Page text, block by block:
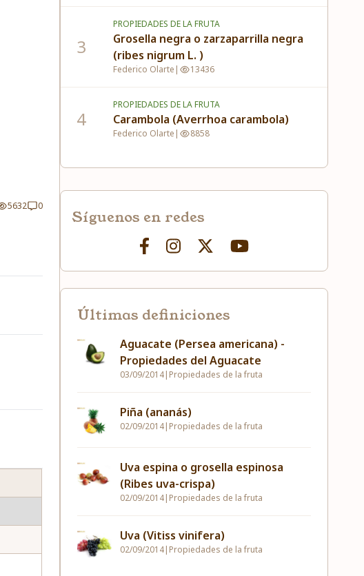
5632 0
3
PROPIEDADES DE LA FRUTA
Grosella negra o zarzaparrilla negra
(ribes nigrum L. )
Federico Olarte | 13436
4
PROPIEDADES DE LA FRUTA
Carambola (Averrhoa carambola)
Federico Olarte | 8858
Síguenos en redes
Últimas definiciones
Aguacate (Persea americana) -
Propiedades del Aguacate
03/09/2014| Propiedades de la fruta
Piña (ananás)
02/09/2014| Propiedades de la fruta
Uva espina o grosella espinosa
(Ribes uva-crispa)
02/09/2014| Propiedades de la fruta
Uva (Vitiss vinifera)
02/09/2014| Propiedades de la fruta